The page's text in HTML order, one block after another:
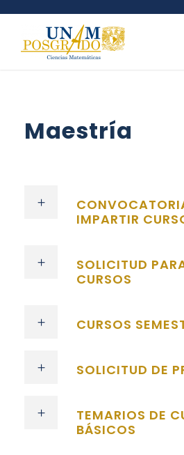
Maestría
IMPARTIR
SOLICITUD
CURSOS
CURSOS
SOLICITUD DE
TEMARIOS DE
BÁSICOS